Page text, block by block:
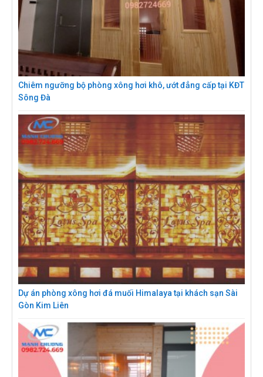
Chiêm ngưỡng bộ phòng xông hơi khô, ướt đẳng cấp tại KĐT
Sông Đà
Dự án phòng xông hơi đá muối Himalaya tại khách sạn Sài
Gòn Kim Liên